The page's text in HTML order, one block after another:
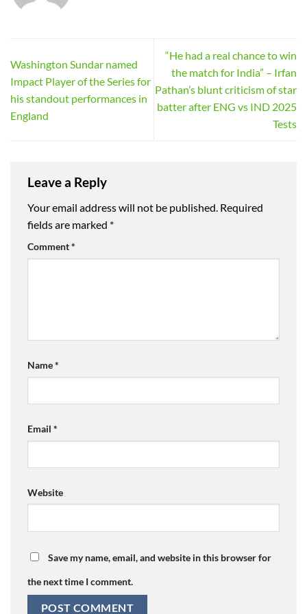
Washington Sundar named
Impact Player of the Series for
his standout performances in
England
“He had a real chance to win
the match for India” – Irfan
Pathan’s blunt criticism of star
batter after ENG vs IND 2025
Tests
Leave a Reply
Your email address will not be published. Required
fields are marked *
Comment*
Name*
Email *
Website
Save my name, email, and website in this browser for
the next time I comment.